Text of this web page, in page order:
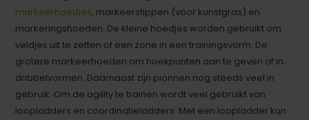
markeerhoedjes, markeerstippen (voor kunstgras) en
markeringshoeden. De kleine hoedjes worden gebruikt om
veldjes uit te zetten of een zone in een trainingsvorm. De
grotere markeerhoeden om hoekpunten aan te geven of in
dribbelvormen. Daarnaast zijn pionnen nog steeds veel in
gebruik. Om de agility te trainen wordt veel gebruikt van
loopladders en coordinatieladders. Met een loopladder kun